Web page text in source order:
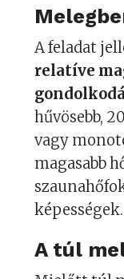
A feladat
relatíve
hűvösebb,
vagy
magasabb
képességek.
A túl